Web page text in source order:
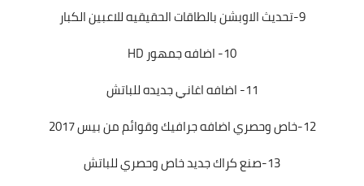
9-تحديث الاوبشن بالطاقات الحقيقيه للاعبين الكبار
10- اضافه جمهور HD
11- اضافه اغاني جديده للباتش
12-خاص وحصري اضافه جرافيك وقوائم من بيس 2017
13-صنع كراك جديد خاص وحصري للباتش